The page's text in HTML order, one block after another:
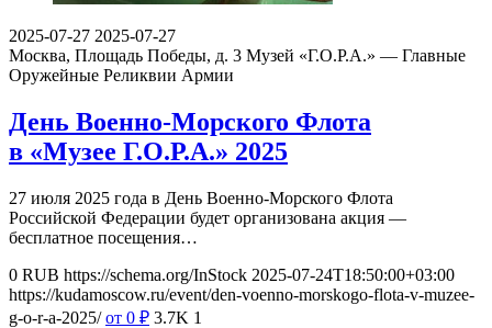
2025-07-27 2025-07-27
Москва, Площадь Победы, д. 3 Музей «Г.О.Р.А.» — Главные
Оружейные Реликвии Армии
День Военно-Морского Флота
в «Музее Г.О.Р.А.» 2025
27 июля 2025 года в День Военно-Морского Флота
Российской Федерации будет организована акция —
бесплатное посещения…
0 RUB https://schema.org/InStock 2025-07-24T18:50:00+03:00
https://kudamoscow.ru/event/den-voenno-morskogo-flota-v-muzee-
g-o-r-a-2025/ от 0 ₽ 3.7K 1